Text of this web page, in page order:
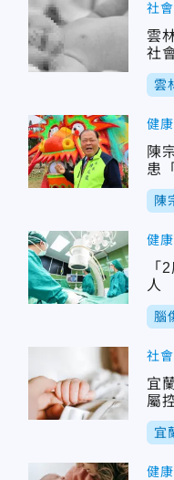
社會
雲
社
雲
健康
陳
患
復
陳
健康
「
人
腦
社會
宜
屬
宜
健康